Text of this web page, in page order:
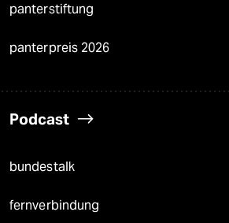
panterstiftung
panterpreis 2026
Podcast
bundestalk
fernverbindung